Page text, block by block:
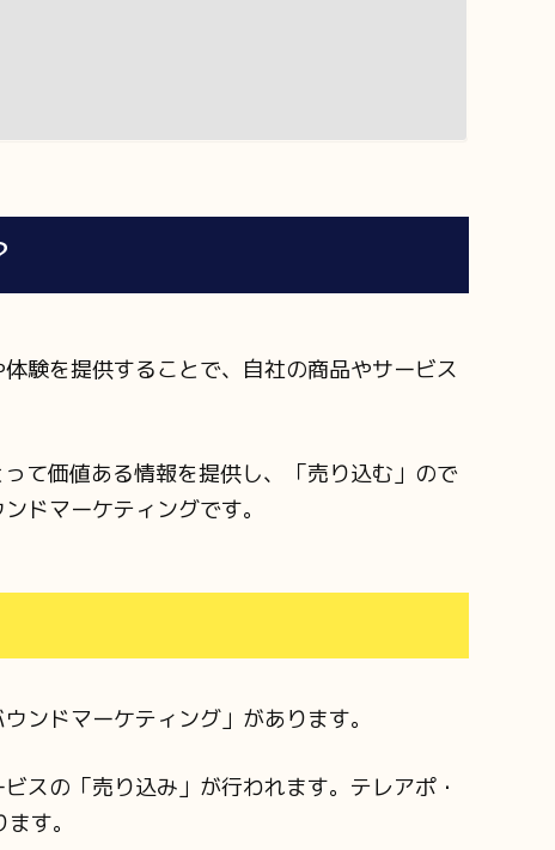
験を提供することで、自社の商品やサービス
て価値ある情報を提供し、「売り込む」ので
ドマーケティングです。
ンドマーケティング」があります。
スの「売り込み」が行われます。テレアポ・
す。